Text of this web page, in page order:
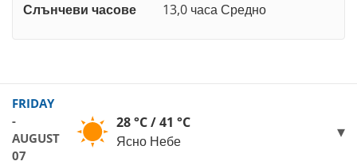
Слънчеви часове 13,0 часа Средно
FRIDAY
-
AUGUST
07
28 °C / 41 °C
Ясно Небе